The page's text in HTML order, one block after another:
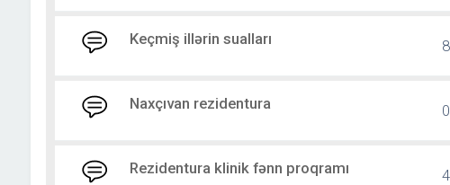
Keçmiş illərin sualları 8
Naxçıvan rezidentura 0
Rezidentura klinik fənn proqramı 4